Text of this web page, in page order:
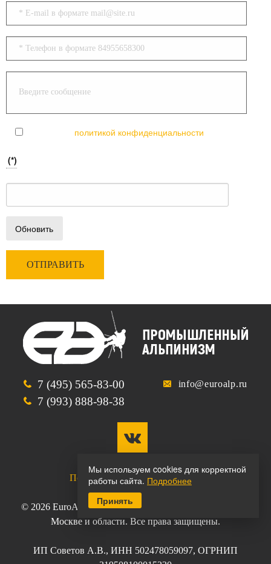
политикой конфиденциальности
(*)
Обновить
7 (495) 565-83-00
7 (993) 888-98-38
info@euroalp.ru
Политика конфиденциальности
© 2026 EuroAlp. Услуги промышленного альпинизма в
Москве и области. Все права защищены.
ИП Советов А.В., ИНН 502478059097, ОГРНИП
Мы используем cookies для корректной
работы сайта. Подробнее
Принять